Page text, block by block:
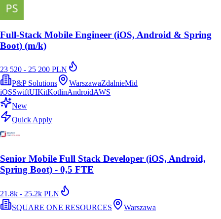
Full-Stack Mobile Engineer (iOS, Android & Spring
Boot) (m/k)
23 520 - 25 200 PLN
P&P Solutions
WarszawaZdalnieMid
iOSSwiftUIKitKotlinAndroidAWS
New
Quick Apply
Senior Mobile Full Stack Developer (iOS, Android,
Spring Boot) - 0,5 FTE
21.8k - 25.2k PLN
SQUARE ONE RESOURCES
Warszawa